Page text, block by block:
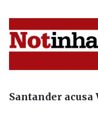
Santander acusa